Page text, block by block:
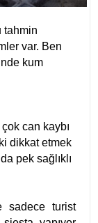
tahmin
var. Ben
kum
can kaybı
dikkat etmek
pek sağlıklı
sadece turist